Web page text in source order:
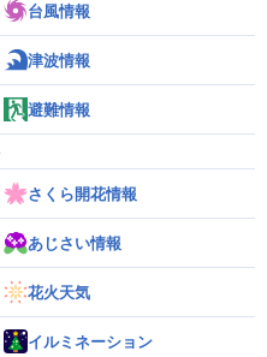
台風情報
津波情報
避難情報
さくら開花情報
あじさい情報
花火天気
イルミネーション